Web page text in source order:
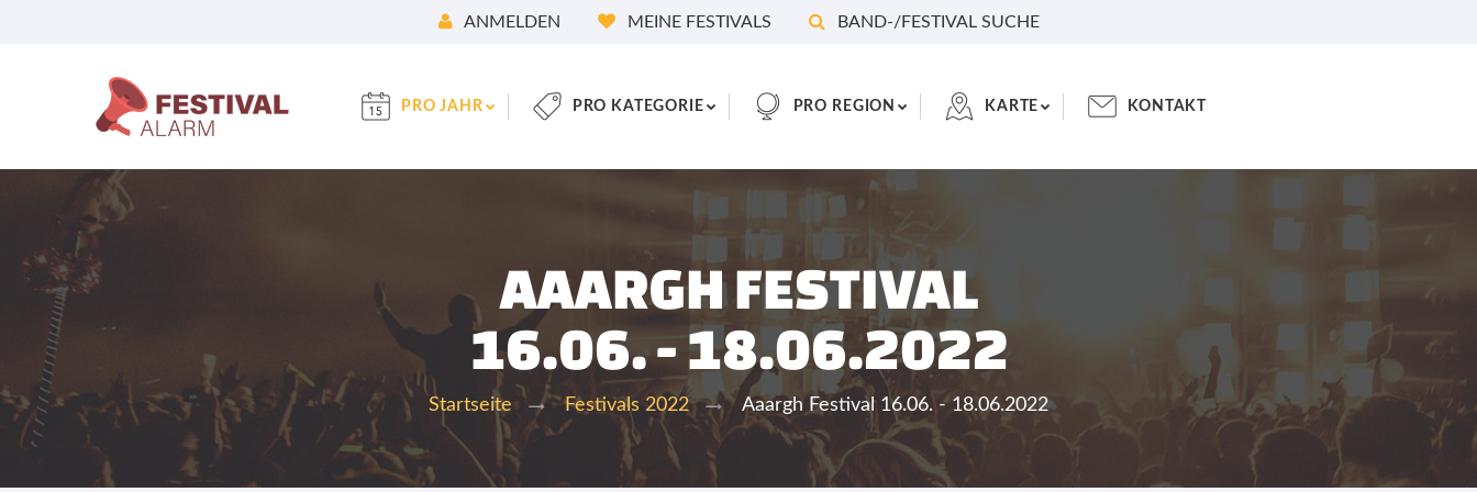
ANMELDEN MEINE FESTIVALS BAND-/FESTIVAL SUCHE
PRO JAHR PRO KATEGORIE PRO REGION KARTE KONTAKT
AAARGH FESTIVAL
16.06. - 18.06.2022
Startseite Festivals 2022 Aaargh Festival 16.06. - 18.06.2022